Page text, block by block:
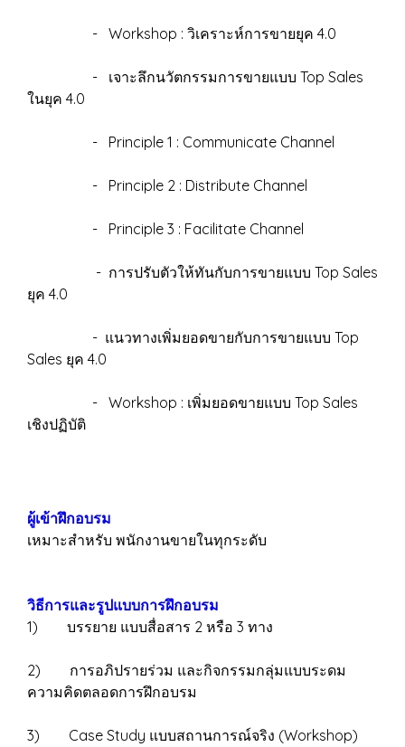
- Workshop : วิเคราะห์การขายยุค 4.0
- เจาะลึกนวัตกรรมการขายแบบ Top Sales
ในยุค 4.0
- Principle 1 : Communicate Channel
- Principle 2 : Distribute Channel
- Principle 3 : Facilitate Channel
- การปรับตัวให้ทันกับการขายแบบ Top Sales
ยุค 4.0
- แนวทางเพิ่มยอดขายกับการขายแบบ Top
Sales ยุค 4.0
- Workshop : เพิ่มยอดขายแบบ Top Sales
เชิงปฏิบัติ
ผู้เข้าฝึกอบรม
เหมาะสำหรับ พนักงานขายในทุกระดับ
วิธีการและรูปแบบการฝึกอบรม
1) บรรยาย แบบสื่อสาร 2 หรือ 3 ทาง
2) การอภิปรายร่วม และกิจกรรมกลุ่มแบบระดม
ความคิดตลอดการฝึกอบรม
3) Case Study แบบสถานการณ์จริง (Workshop)